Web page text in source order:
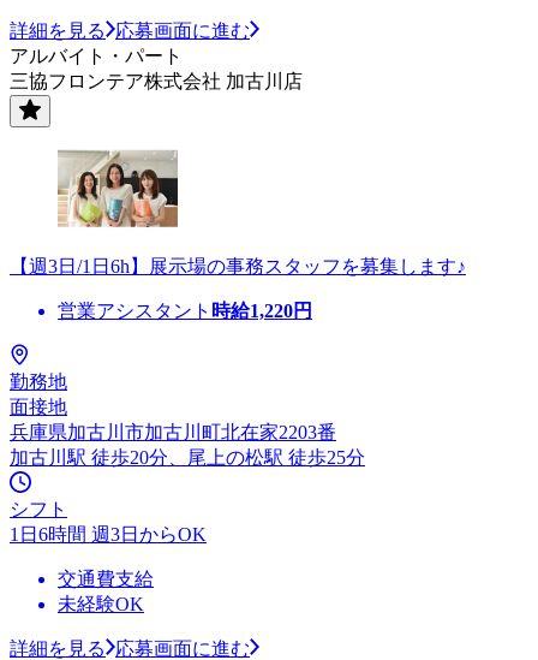
詳細を見る
応募画面に進む
アルバイト・パート
三協フロンテア株式会社 加古川店
【週3日/1日6h】展示場の事務スタッフを募集します♪
営業アシスタント 時給1,220円
勤務地
面接地
兵庫県加古川市加古川町北在家2203番
加古川駅 徒歩20分、尾上の松駅 徒歩25分
シフト
1日6時間 週3日からOK
交通費支給
未経験OK
詳細を見る
応募画面に進む